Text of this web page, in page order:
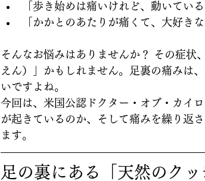
「歩き始めは痛いけれど、動いてい
「かかとのあたりが痛くて、大好き
そんなお悩みはありませんか？ その症状
えん）」かもしれません。足裏の痛みは
いですよね。
今回は、米国公認ドクター・オブ・カイ
が起きているのか、そして痛みを繰り返
ます。
足の裏にある「天然のク